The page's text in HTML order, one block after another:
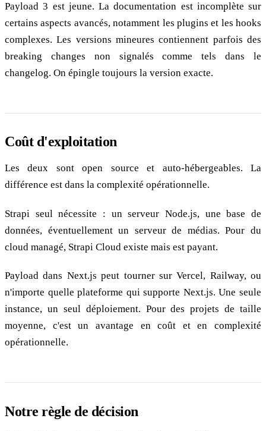
Payload 3 est jeune. La documentation est incomplète sur
certains aspects avancés, notamment les plugins et les hooks
complexes. Les versions mineures contiennent parfois des
breaking changes non signalés comme tels dans le
changelog. On épingle toujours la version exacte.
Coût d'exploitation
Les deux sont open source et auto-hébergeables. La
différence est dans la complexité opérationnelle.
Strapi seul nécessite : un serveur Node.js, une base de
données, éventuellement un serveur de médias. Pour du
cloud managé, Strapi Cloud existe mais est payant.
Payload dans Next.js peut tourner sur Vercel, Railway, ou
n'importe quelle plateforme qui supporte Next.js. Une seule
instance, un seul déploiement. Pour des projets de taille
moyenne, c'est un avantage en coût et en complexité
opérationnelle.
Notre règle de décision